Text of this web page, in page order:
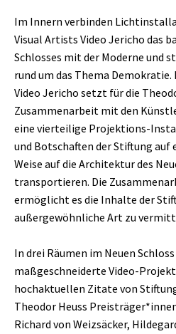
Im Innern verbinden
Visual Artists Video Jericho das
Schlosses mit der Moderne und
rund um das Thema
Video Jericho setzt für die
Zusammenarbeit mit den
eine vierteilige Projektions-
und Botschaften der Stiftung auf
Weise auf die Architektur des
transportieren. Die
ermöglicht es die Inhalte der
außergewöhnliche Art zu
In drei Räumen im Neuen
maßgeschneiderte Video-
hochaktuellen Zitate von
Theodor Heuss
Richard von Weizsäcker,